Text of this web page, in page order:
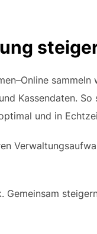
Kassendaten.
und in